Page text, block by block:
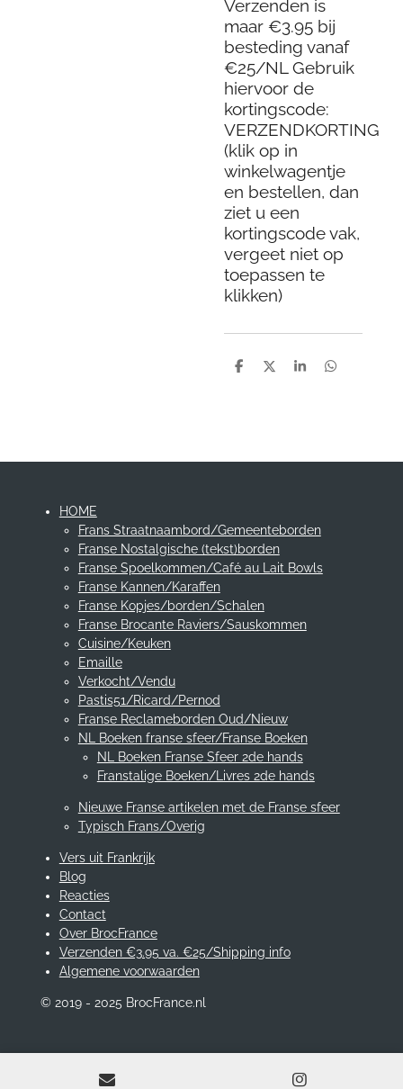
Verzenden is
maar €3.95 bij
besteding vanaf
€25/NL Gebruik
hiervoor de
kortingscode:
VERZENDKORTING
(klik op in
winkelwagentje
en bestellen, dan
ziet u een
kortingscode vak,
vergeet niet op
toepassen te
klikken)
D
D
S
D
HOME
Frans Straatnaambord/Gemeenteborden
Franse Nostalgische (tekst)borden
Franse Spoelkommen/Café au Lait Bowls
Franse Kannen/Karaffen
Franse Kopjes/borden/Schalen
Franse Brocante Raviers/Sauskommen
Cuisine/Keuken
Emaille
Verkocht/Vendu
Pastis51/Ricard/Pernod
Franse Reclameborden Oud/Nieuw
NL Boeken franse sfeer/Franse Boeken
NL Boeken Franse Sfeer 2de hands
Franstalige Boeken/Livres 2de hands
Nieuwe Franse artikelen met de Franse sfeer
Typisch Frans/Overig
Vers uit Frankrijk
Blog
Reacties
Contact
Over BrocFrance
Verzenden €3.95 va. €25/Shipping info
Algemene voorwaarden
© 2019 - 2025 BrocFrance.nl